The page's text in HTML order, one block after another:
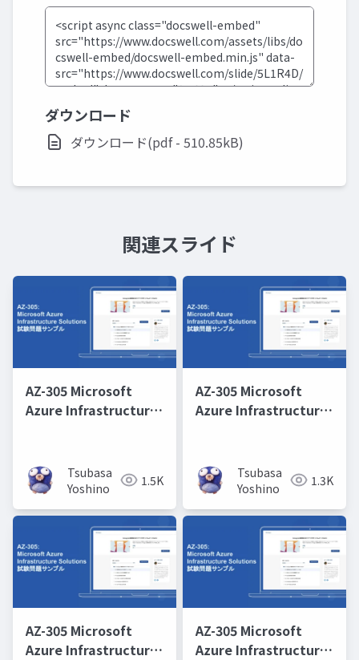
ダウンロード
ダウンロード(pdf - 510.85kB)
関連スライド
AZ-305 Microsoft
Azure Infrastructure
Tsubasa
Yoshino
1.5K
AZ-305 Microsoft
Azure Infrastructure
Tsubasa
Yoshino
1.3K
AZ-305 Microsoft
Azure Infrastructure
AZ-305 Microsoft
Azure Infrastructure